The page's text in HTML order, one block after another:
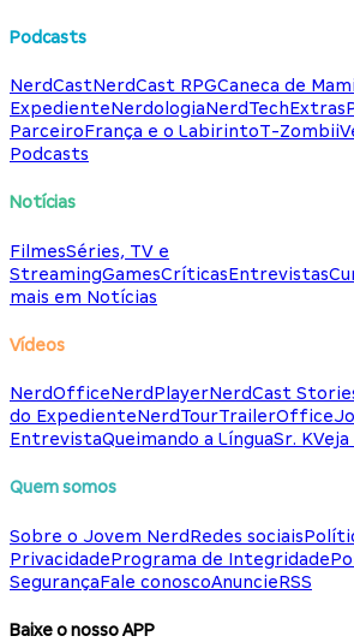
Podcasts
NerdCastNerdCast RPGCaneca de
ExpedienteNerdologiaNerdTechExtras
ParceiroFrança e o LabirintoT-Zombii
Podcasts
Notícias
FilmesSéries, TV e
StreamingGamesCríticasEntrevistas
mais em Notícias
Vídeos
NerdOfficeNerdPlayerNerdCast
do ExpedienteNerdTourTrailerOffice
EntrevistaQueimando a LínguaSr. KVeja
Quem somos
Sobre o Jovem NerdRedes sociais
PrivacidadePrograma de Integridade
SegurançaFale conoscoAnuncieRSS
Baixe o nosso APP